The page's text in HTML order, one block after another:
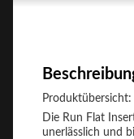
Die Run Flat
unerlässlich und